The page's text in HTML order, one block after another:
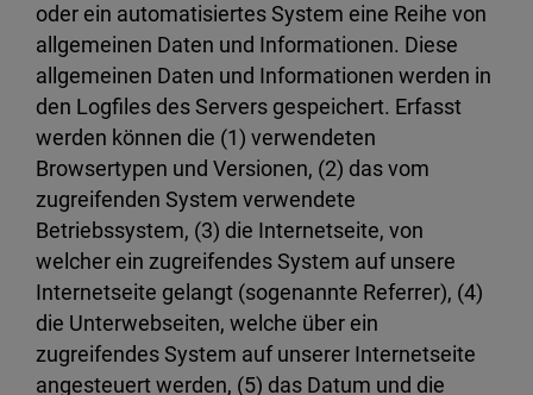
oder ein automatisiertes System eine Reihe von
allgemeinen Daten und Informationen. Diese
allgemeinen Daten und Informationen werden in
den Logfiles des Servers gespeichert. Erfasst
werden können die (1) verwendeten
Browsertypen und Versionen, (2) das vom
zugreifenden System verwendete
Betriebssystem, (3) die Internetseite, von
welcher ein zugreifendes System auf unsere
Internetseite gelangt (sogenannte Referrer), (4)
die Unterwebseiten, welche über ein
zugreifendes System auf unserer Internetseite
angesteuert werden, (5) das Datum und die